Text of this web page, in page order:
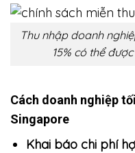
Thu nhập doanh
15% có thể
Cách doanh nghiệp
Singapore
Khai báo chi phí